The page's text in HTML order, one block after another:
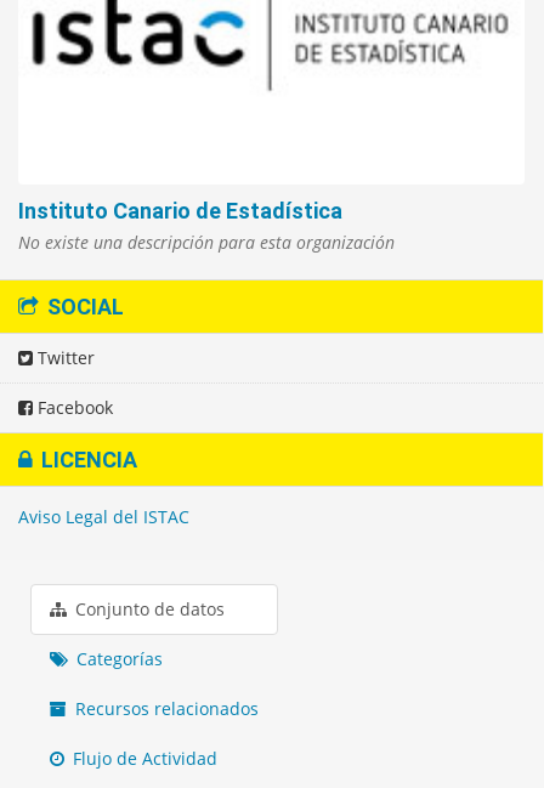
Instituto Canario de Estadística
No existe una descripción para esta organización
SOCIAL
Twitter
Facebook
LICENCIA
Aviso Legal del ISTAC
Conjunto de datos
Categorías
Recursos relacionados
Flujo de Actividad